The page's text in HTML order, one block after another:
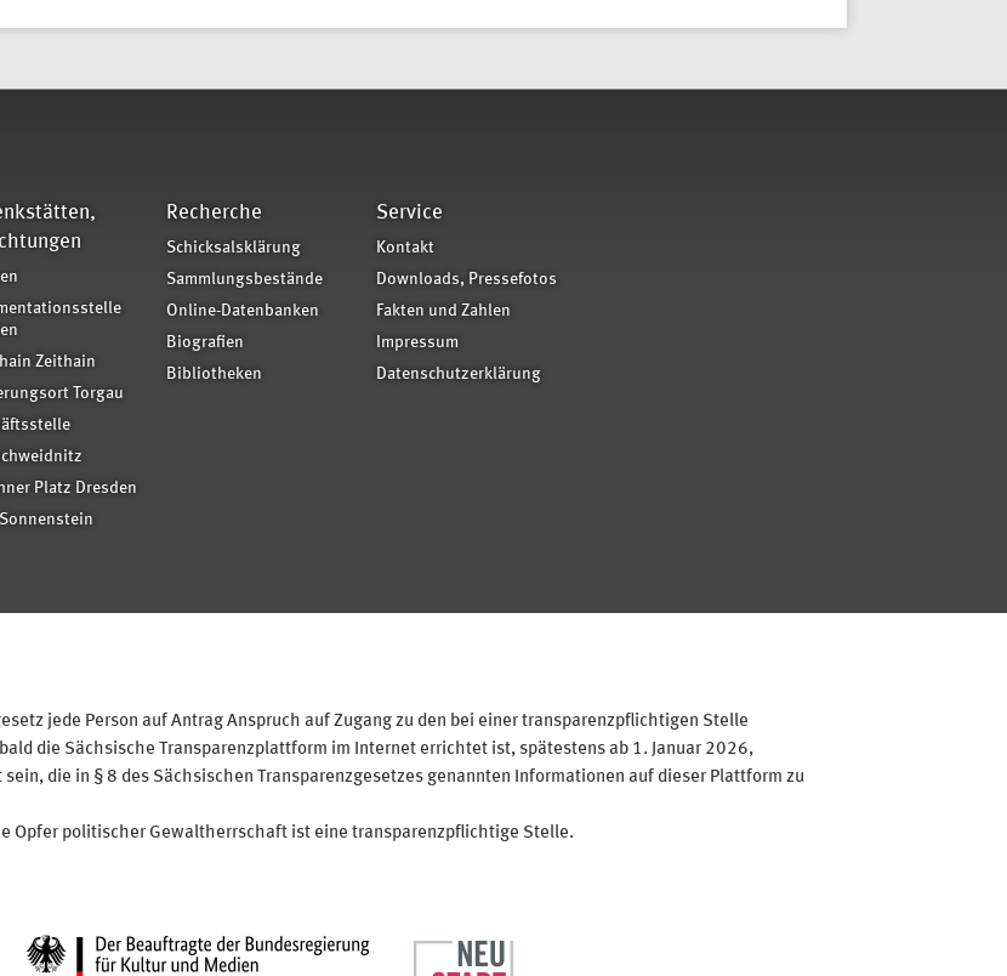
Zeithain
Torgau
Platz Dresden
Recherche
Schicksalsklärung
Sammlungsbestände
Online-Datenbanken
Biografien
Bibliotheken
Service
Kontakt
Downloads, Pressefotos
Fakten und Zahlen
Impressum
Datenschutzerklärung
jede Person auf Antrag Anspruch auf Zugang zu den bei einer transparenzpflichtigen Stelle
die Sächsische Transparenzplattform im Internet errichtet ist, spätestens ab 1. Januar 2026,
die in § 8 des Sächsischen Transparenzgesetzes genannten Informationen auf dieser Plattform zu
Opfer politischer Gewaltherrschaft ist eine transparenzpflichtige Stelle.